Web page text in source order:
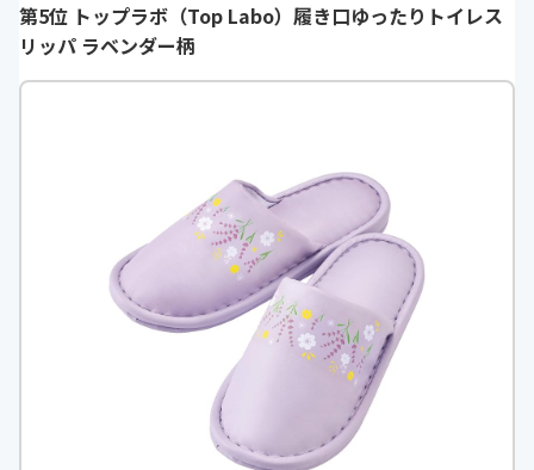
第5位 トップラボ（Top Labo）履き口ゆったりトイレス
リッパ ラベンダー柄